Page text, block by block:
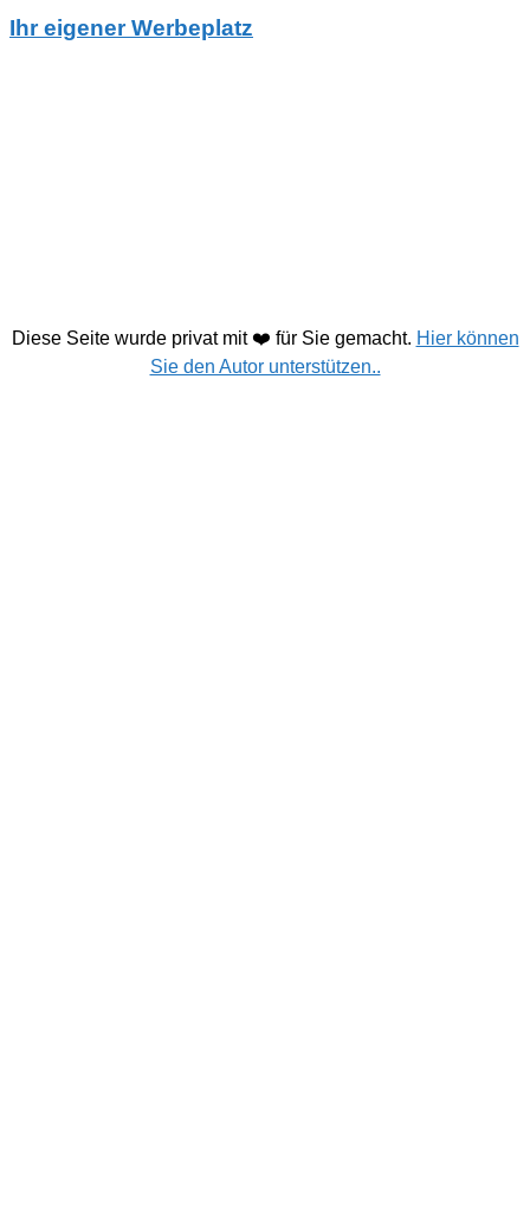
Ihr eigener Werbeplatz
Diese Seite wurde privat mit ❤️ für Sie gemacht. Hier können
Sie den Autor unterstützen..